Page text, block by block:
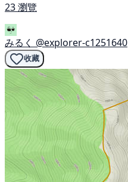
23 瀏覽
みるく @explorer-c1251640
收藏